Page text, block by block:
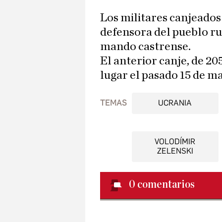
Los militares
defensora del pueblo
mando castrense.
El anterior canje, de
lugar el pasado 15 de
TEMAS UCRANIA
VOLODÍMIR
ZELENSKI
0 comentarios